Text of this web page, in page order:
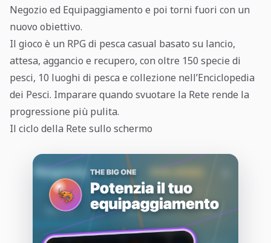
Negozio ed Equipaggiamento e poi torni fuori con un
nuovo obiettivo.
Il gioco è un RPG di pesca casual basato su lancio,
attesa, aggancio e recupero, con oltre 150 specie di
pesci, 10 luoghi di pesca e collezione nell’Enciclopedia
dei Pesci. Imparare quando svuotare la Rete rende la
progressione più pulita.
Il ciclo della Rete sullo schermo